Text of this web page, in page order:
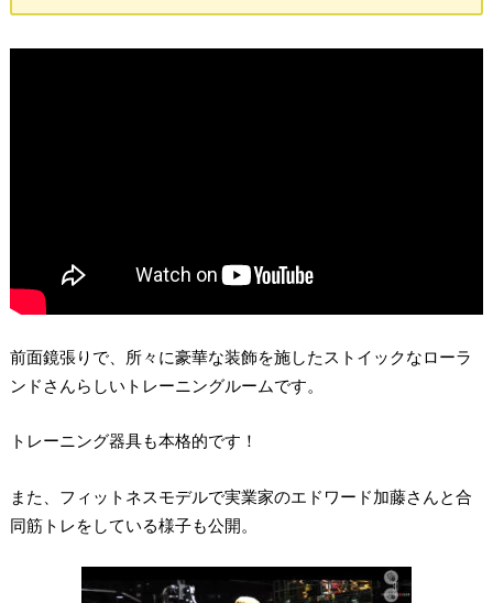
前面鏡張りで、所々に豪華な装飾を施したストイックなローラ
ンドさんらしいトレーニングルームです。
トレーニング器具も本格的です！
また、フィットネスモデルで実業家のエドワード加藤さんと合
同筋トレをしている様子も公開。